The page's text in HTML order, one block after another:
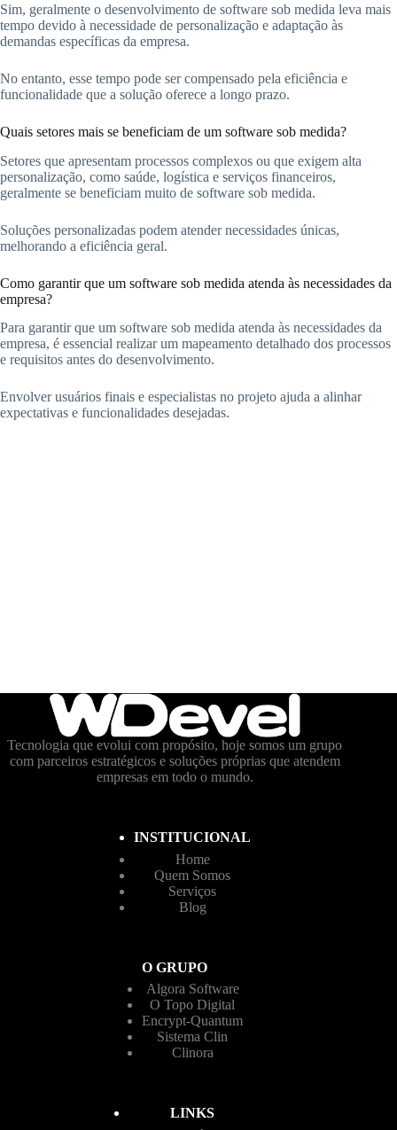
Sim, geralmente o desenvolvimento de software sob medida leva mais
tempo devido à necessidade de personalização e adaptação às
demandas específicas da empresa.
No entanto, esse tempo pode ser compensado pela eficiência e
funcionalidade que a solução oferece a longo prazo.
Quais setores mais se beneficiam de um software sob medida?
Setores que apresentam processos complexos ou que exigem alta
personalização, como saúde, logística e serviços financeiros,
geralmente se beneficiam muito de software sob medida.
Soluções personalizadas podem atender necessidades únicas,
melhorando a eficiência geral.
Como garantir que um software sob medida atenda às necessidades da
empresa?
Para garantir que um software sob medida atenda às necessidades da
empresa, é essencial realizar um mapeamento detalhado dos processos
e requisitos antes do desenvolvimento.
Envolver usuários finais e especialistas no projeto ajuda a alinhar
expectativas e funcionalidades desejadas.
Tecnologia que evolui com propósito, hoje somos um grupo
com parceiros estratégicos e soluções próprias que atendem
empresas em todo o mundo.
INSTITUCIONAL
Home
Quem Somos
Serviços
Blog
O GRUPO
Algora Software
O Topo Digital
Encrypt-Quantum
Sistema Clin
Clinora
LINKS